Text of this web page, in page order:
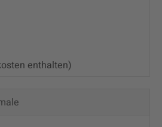
enthalten)